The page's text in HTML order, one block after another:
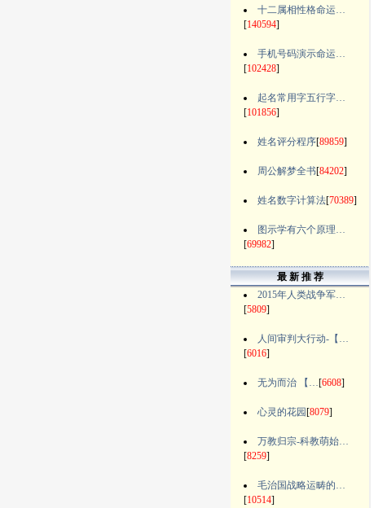
十二属相性格命运…
[140594]
手机号码演示命运…
[102428]
起名常用字五行字…
[101856]
姓名评分程序[89859]
周公解梦全书[84202]
姓名数字计算法[70389]
图示学有六个原理…
[69982]
最 新 推 荐
2015年人类战争军…
[5809]
人间审判大行动-【…
[6016]
无为而治 【…[6608]
心灵的花园 [8079]
万教归宗-科教萌始…
[8259]
毛治国战略运畴的…
[10514]